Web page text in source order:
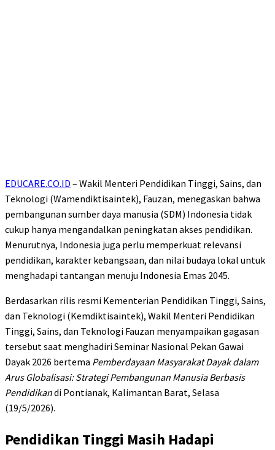
EDUCARE.CO.ID – Wakil Menteri Pendidikan Tinggi, Sains, dan
Teknologi (Wamendiktisaintek), Fauzan, menegaskan bahwa
pembangunan sumber daya manusia (SDM) Indonesia tidak
cukup hanya mengandalkan peningkatan akses pendidikan.
Menurutnya, Indonesia juga perlu memperkuat relevansi
pendidikan, karakter kebangsaan, dan nilai budaya lokal untuk
menghadapi tantangan menuju Indonesia Emas 2045.
Berdasarkan rilis resmi Kementerian Pendidikan Tinggi, Sains,
dan Teknologi (Kemdiktisaintek), Wakil Menteri Pendidikan
Tinggi, Sains, dan Teknologi Fauzan menyampaikan gagasan
tersebut saat menghadiri Seminar Nasional Pekan Gawai
Dayak 2026 bertema Pemberdayaan Masyarakat Dayak dalam
Arus Globalisasi: Strategi Pembangunan Manusia Berbasis
Pendidikandi Pontianak, Kalimantan Barat, Selasa
(19/5/2026).
Pendidikan Tinggi Masih Hadapi